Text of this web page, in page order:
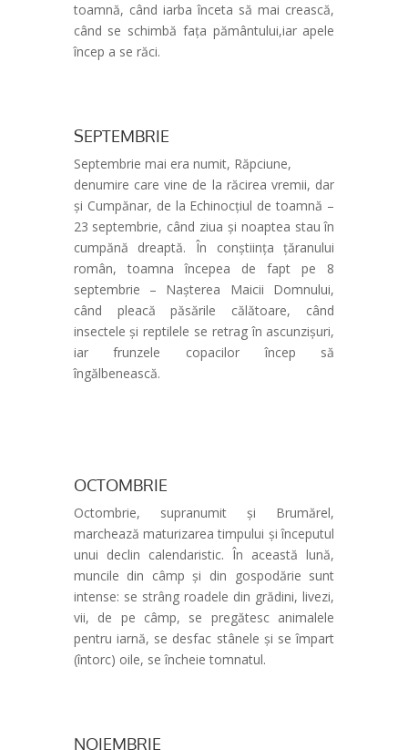
toamnă, când iarba înceta să mai crească,
când se schimbă fața pământului,iar apele
încep a se răci.
SEPTEMBRIE
Septembrie mai era numit, Răpciune,
denumire care vine de la răcirea vremii, dar
și Cumpănar, de la Echinocțiul de toamnă –
23 septembrie, când ziua și noaptea stau în
cumpănă dreaptă. În conștiința țăranului
român, toamna începea de fapt pe 8
septembrie – Nașterea Maicii Domnului,
când pleacă păsările călătoare, când
insectele și reptilele se retrag în ascunzișuri,
iar frunzele copacilor încep să
îngălbenească.
OCTOMBRIE
Octombrie, supranumit și Brumărel,
marchează maturizarea timpului și începutul
unui declin calendaristic. În această lună,
muncile din câmp și din gospodărie sunt
intense: se strâng roadele din grădini, livezi,
vii, de pe câmp, se pregătesc animalele
pentru iarnă, se desfac stânele și se împart
(întorc) oile, se încheie tomnatul.
NOIEMBRIE